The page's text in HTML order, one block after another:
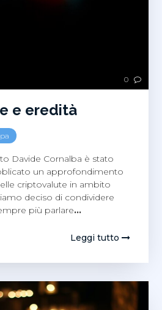
0
e eredità
Davide Cornalba è stato
un approfondimento
criptovalute in ambito
deciso di condividere
più parlare…
Leggi tutto